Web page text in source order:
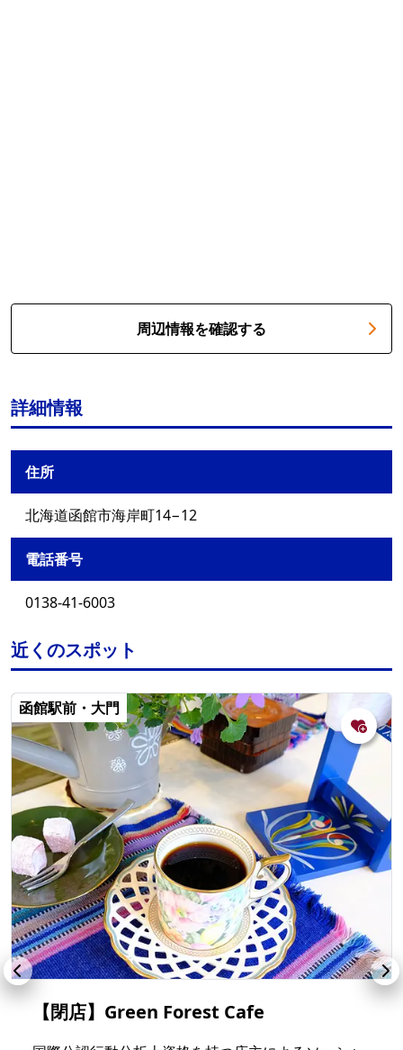
周辺情報を確認する
詳細情報
住所
北海道函館市海岸町14−12
電話番号
0138-41-6003
近くのスポット
函館駅前・大門
【閉店】Green Forest Cafe